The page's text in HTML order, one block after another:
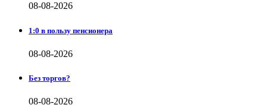
08-08-2026
1:0 в пользу пенсионера
08-08-2026
Без торгов?
08-08-2026